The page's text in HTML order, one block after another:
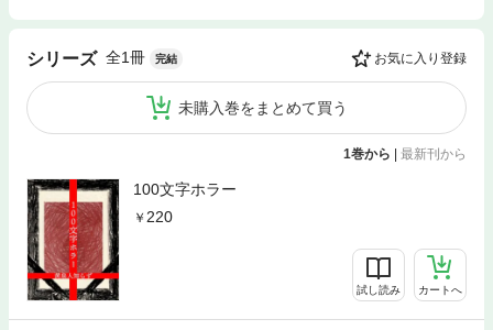
シリーズ 全1冊 完結 お気に入り登録
未購入巻をまとめて買う
1巻から | 最新刊から
100文字ホラー
220
試し読み カートへ